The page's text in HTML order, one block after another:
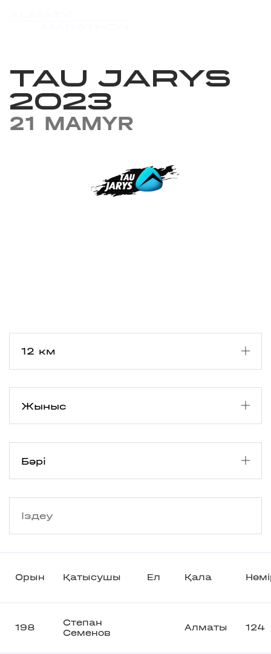
TAU JARYS
2023
21 MAMYR
Орын Қатысушы Ел Қала
198
Степан
Семенов
Алматы 124